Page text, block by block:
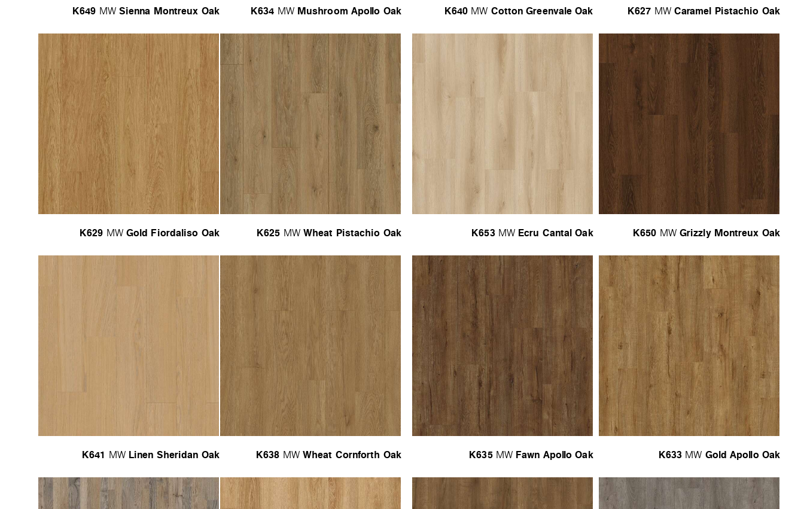
K627 MW Caramel Pistachio Oak
K640 MW Cotton Greenvale Oak
K634 MW Mushroom Apollo Oak
K649 MW Sienna Montreux Oak
K650 MW Grizzly Montreux Oak
K653 MW Ecru Cantal Oak
K625 MW Wheat Pistachio Oak
K629 MW Gold Fiordaliso Oak
K633 MW Gold Apollo Oak
K635 MW Fawn Apollo Oak
K638 MW Wheat Cornforth Oak
K641 MW Linen Sheridan Oak